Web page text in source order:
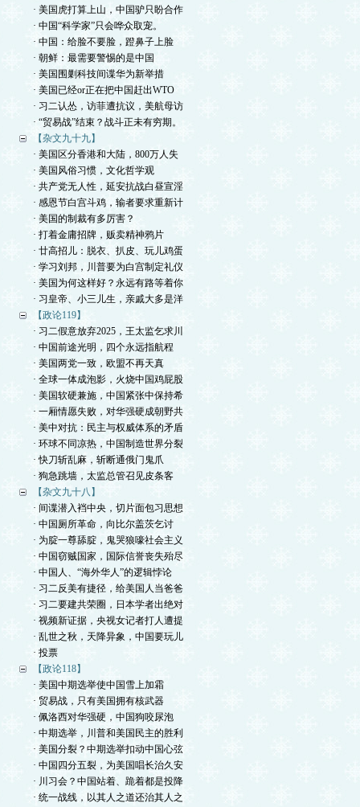
· 美国虎打算上山，中国驴只盼合作
· 中国“科学家”只会哗众取宠。
· 中国：给脸不要脸，蹬鼻子上脸
· 朝鲜：最需要警惕的是中国
· 美国围剿科技间谍华为新举措
· 美国已经or正在把中国赶出WTO
· 习二认怂，访菲遭抗议，美航母访
· “贸易战”结束？战斗正未有穷期。
【杂文九十九】
· 美国区分香港和大陆，800万人失
· 美国风俗习惯，文化哲学观
· 共产党无人性，延安抗战白昼宣淫
· 感恩节白宫斗鸡，输者要求重新计
· 美国的制裁有多厉害？
· 打着金庸招牌，贩卖精神鸦片
· 廿高招儿：脱衣、扒皮、玩儿鸡蛋
· 学习刘邦，川普要为白宫制定礼仪
· 美国为何这样好？永远有路等着你
· 习皇帝、小三儿生，亲戚大多是洋
【政论119】
· 习二假意放弃2025，王太监乞求川
· 中国前途光明，四个永远指航程
· 美国两党一致，欧盟不再天真
· 全球一体成泡影，火烧中国鸡屁股
· 美国软硬兼施，中国紧张中保持希
· 一厢情愿失败，对华强硬成朝野共
· 美中对抗：民主与权威体系的矛盾
· 环球不同凉热，中国制造世界分裂
· 快刀斩乱麻，斩断通俄门鬼爪
· 狗急跳墙，太监总管召见皮条客
【杂文九十八】
· 间谍潜入裆中央，切片面包习思想
· 中国厕所革命，向比尔盖茨乞讨
· 为腚一尊舔腚，鬼哭狼嚎社会主义
· 中国窃贼国家，国际信誉丧失殆尽
· 中国人、“海外华人”的逻辑悖论
· 习二反美有捷径，给美国人当爸爸
· 习二要建共荣圈，日本学者出绝对
· 视频新证据，央视女记者打人遭提
· 乱世之秋，天降异象，中国要玩儿
· 投票
【政论118】
· 美国中期选举使中国雪上加霜
· 贸易战，只有美国拥有核武器
· 佩洛西对华强硬，中国狗咬尿泡
· 中期选举，川普和美国民主的胜利
· 美国分裂？中期选举扣动中国心弦
· 中国四分五裂，为美国唱长治久安
· 川习会？中国站着、跪着都是投降
· 统一战线，以其人之道还治其人之